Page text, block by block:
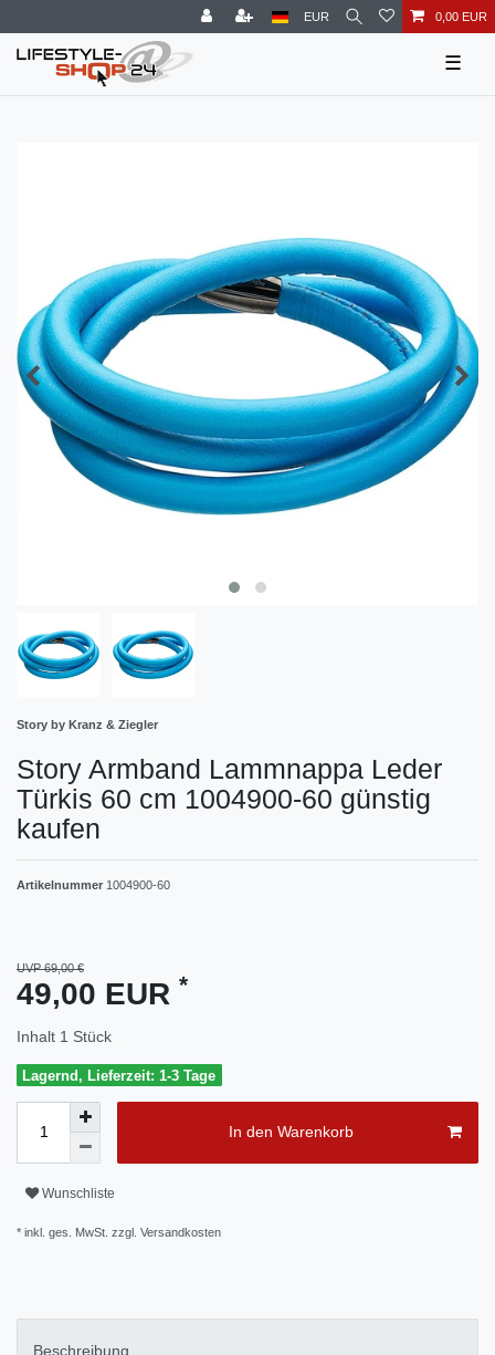
EUR 0,00 EUR
☰
Story by Kranz & Ziegler
Story Armband Lammnappa Leder
Türkis 60 cm 1004900-60 günstig
kaufen
Artikelnummer 1004900-60
UVP 69,00 €
49,00 EUR *
Inhalt 1 Stück
Lagernd, Lieferzeit: 1-3 Tage
In den Warenkorb
Wunschliste
* inkl. ges. MwSt. zzgl. Versandkosten
Beschreibung